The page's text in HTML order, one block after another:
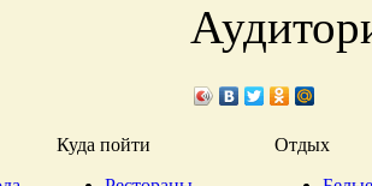
Куда пойти
Отдых